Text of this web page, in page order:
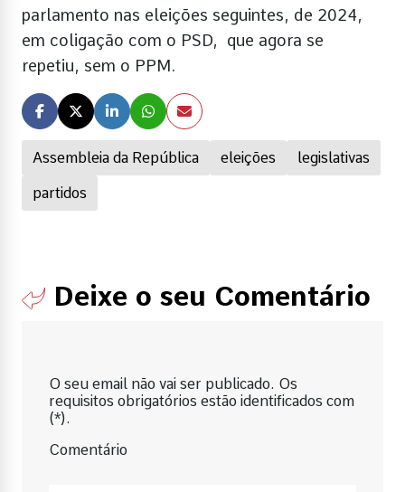
Assembleia da República eleições legislativas
partidos
parlamento nas eleições seguintes, de 2024,
em coligação com o PSD, que agora se
repetiu, sem o PPM.
Deixe o seu Comentário
O seu email não vai ser publicado. Os
requisitos obrigatórios estão identificados com
(*).
Comentário